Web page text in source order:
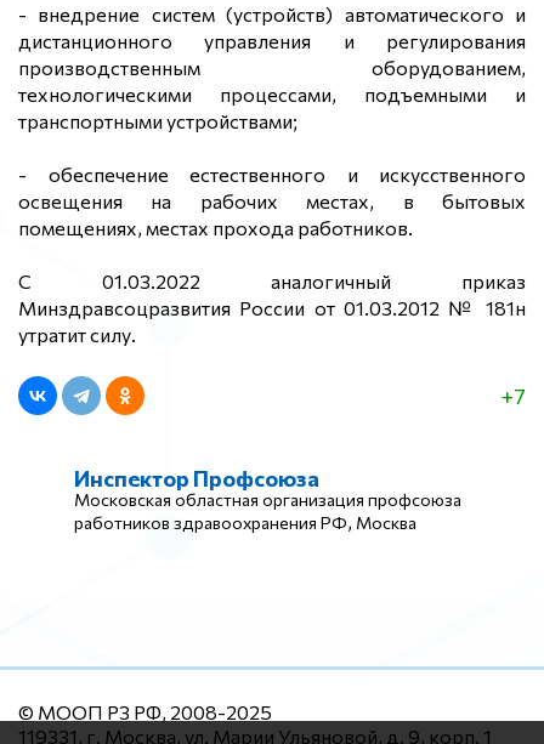
- внедрение систем (устройств) автоматического и
дистанционного управления и регулирования
производственным оборудованием,
технологическими процессами, подъемными и
транспортными устройствами;
- обеспечение естественного и искусственного
освещения на рабочих местах, в бытовых
помещениях, местах прохода работников.
С 01.03.2022 аналогичный приказ
Минздравсоцразвития России от 01.03.2012 № 181н
утратит силу.
+7
Инспектор Профсоюза
Московская областная организация профсоюза
работников здравоохранения РФ, Москва
© МООП РЗ РФ, 2008-2025
119331, г. Москва, ул. Марии Ульяновой, д. 9, корп. 1